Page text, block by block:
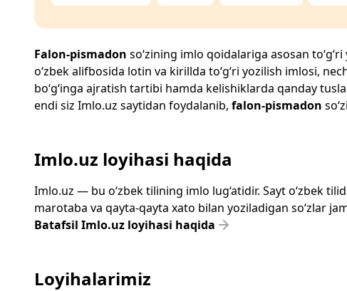
Falon-pismadon so‘zining imlo qoidalariga asosan
o‘zbek alifbosida lotin va kirillda to‘g‘ri yozilish imlosi,
bo‘g‘inga ajratish tartibi hamda kelishiklarda qanday
endi siz Imlo.uz saytidan foydalanib, falon-pismadon
Imlo.uz loyihasi haqida
Imlo.uz — bu o‘zbek tilining imlo lug‘atidir. Sayt o‘zbek
marotaba va qayta-qayta xato bilan yoziladigan so‘zlar
Batafsil Imlo.uz loyihasi haqida
Loyihalarimiz